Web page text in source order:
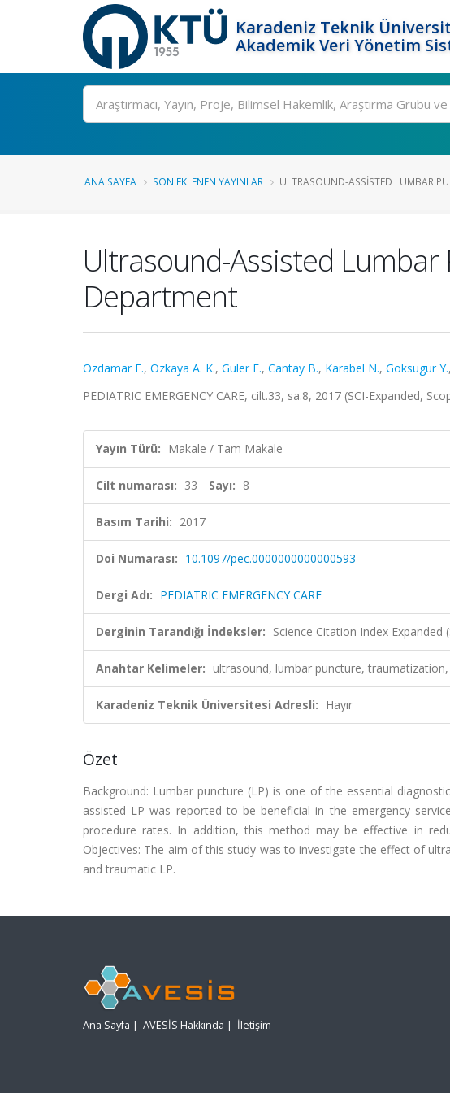
Karadeniz Teknik
Akademik Veri Yönetim
Ara
ANA SAYFA SON EKLENEN YAYINLAR ULTRASOUND-ASSISTED LUMBAR
Ultrasound-Assisted
Department
Ozdamar E., Ozkaya A. K., Guler E., Cantay B., Karabel N., Goksugur Y.,
PEDIATRIC EMERGENCY CARE, cilt.33, sa.8, 2017 (SCI-Expanded,
Yayın Türü: Makale / Tam Makale
Cilt numarası: 33 Sayı: 8
Basım Tarihi: 2017
Doi Numarası: 10.1097/pec.0000000000000593
Dergi Adı: PEDIATRIC EMERGENCY CARE
Derginin Tarandığı İndeksler: Science Citation Index Expanded
Anahtar Kelimeler: ultrasound, lumbar puncture, traumatization,
Karadeniz Teknik Üniversitesi Adresli: Hayır
Özet
Background: Lumbar puncture (LP) is one of the essential
assisted LP was reported to be beneficial in the emergency
procedure rates. In addition, this method may be effective in
Objectives: The aim of this study was to investigate the effect of
and traumatic LP.
Ana Sayfa | AVESİS Hakkında | İletişim